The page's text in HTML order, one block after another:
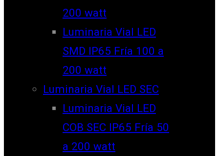
200 watt
Luminaria Vial LED
SMD IP65 Fría 100 a
200 watt
Luminaria Vial LED SEC
Luminaria Vial LED
COB SEC IP65 Fría 50
a 200 watt